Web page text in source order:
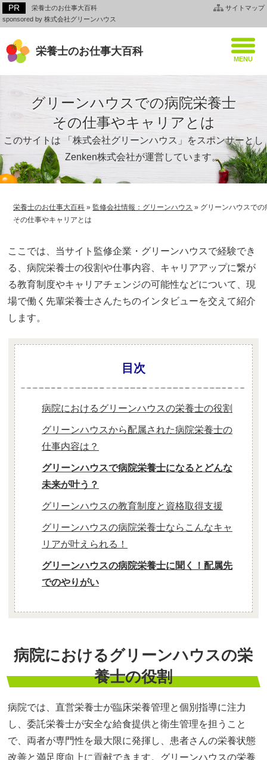
栄養士のお仕事大百科
sponsored by 株式会社グリーンハウス
サイトマップ
栄養士のお仕事大百科
グリーンハウスでの病院栄養士
その仕事やキャリアとは
このサイトは 「株式会社グリーンハウス」をスポンサーとし
て、Zenken株式会社が運営しています。
栄養士のお仕事大百科 » 監修会社情報：グリーンハウス » グリーンハウスでの
その仕事やキャリアとは
ここでは、当サイト監修企業・グリーンハウスで経験でき
る、病院栄養士の役割や仕事内容、キャリアアップに繋が
る教育制度やキャリアチェンジの可能性などについて、現
場で働く先輩栄養士さんたちのインタビューを交えて紹介
します。
目次
病院におけるグリーンハウスの栄養士の役割
グリーンハウスから配属された病院栄養士の
仕事内容は？
グリーンハウスで病院栄養士になるとどんな
未来が叶う？
グリーンハウスの教育制度と資格取得支援
グリーンハウスの病院栄養士ならこんなキャ
リアが叶えられる！
グリーンハウスの病院栄養士に聞く！配属先
でのやりがい
病院におけるグリーンハウスの栄
養士の役割
病院では、直営栄養士が臨床栄養管理と個別指導に注力
し、委託栄養士が安全な給食提供と衛生管理を担うこと
で、両者が専門性を最大限に発揮し、患者さんの栄養状態
改善と満足度向上に貢献できます。グリーンハウスの栄養